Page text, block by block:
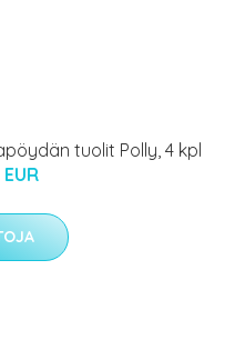
tuolit Polly, 4 kpl